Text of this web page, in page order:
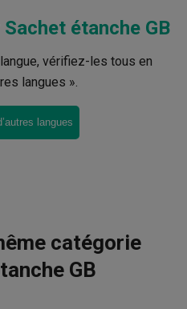
Sachet étanche GB
vérifiez-les tous en
langues ».
langues
catégorie
GB